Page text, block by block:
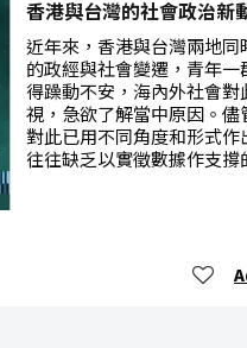
香港與台灣的社會政治新
近年來，香港與台灣兩地同
的政經與社會變遷，青年一
得躁動不安，海內外社會對
視，急欲了解當中原因。儘
對此已用不同角度和形式作
往往缺乏以實徵數據作支撐